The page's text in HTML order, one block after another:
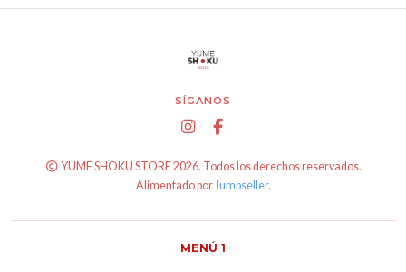
SÍGANOS
YUME SHOKU STORE 2026. Todos los derechos reservados.
Alimentado porJumpseller.
MENÚ 1